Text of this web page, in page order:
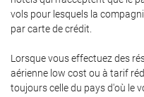
vols pour lesquels la
par carte de crédit.
Lorsque vous effectuez des
aérienne low cost ou à tarif
toujours celle du pays d'où le